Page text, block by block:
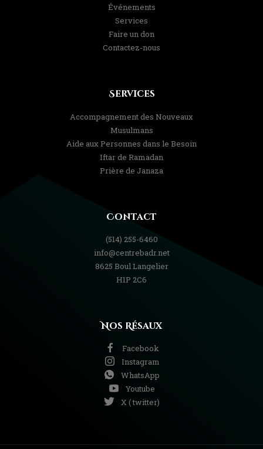
Événements
Services
Faire un don
Contactez-nous
Services
Accompagnement des Nouveaux
Musulmans
Aide aux Personnes dans le Besoin
Iftar de Ramadan
Prière de Janaza
Contact
(514) 255-6460
info@centrebadr.net
8625 Boul Langelier
H1P 2C6
Nos Résaux
Facebook
Instagram
WhatsApp
Youtube
X ( twitter)